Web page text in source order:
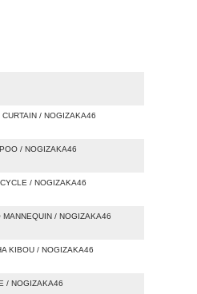
/ NOGIZAKA46
/ NOGIZAKA46
/ NOGIZAKA46
MANNEQUIN / NOGIZAKA46
KIBOU / NOGIZAKA46
/ NOGIZAKA46